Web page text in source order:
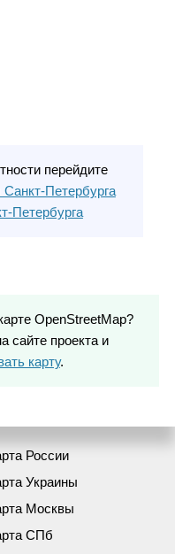
перейдите
Петербурга
Петербурга
OpenStreetMap?
сайте проекта и
карту.
России
Украины
Москвы
СПб